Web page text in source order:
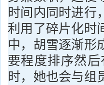
时间内同时进行
利用了碎片化时
中，胡雪逐渐形
要程度排序然
时，她也会与组